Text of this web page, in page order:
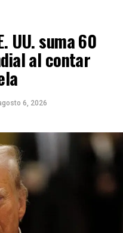
UU. suma 60
al contar
6, 2026